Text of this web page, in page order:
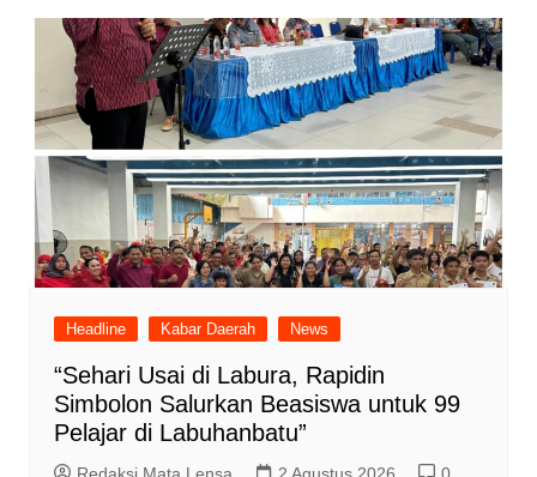
Headline Kabar Daerah News
“Sehari Usai di Labura, Rapidin
Simbolon Salurkan Beasiswa untuk 99
Pelajar di Labuhanbatu”